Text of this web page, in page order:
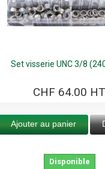
Set visserie UNC 3/8
CHF 64.00 HT
Ajouter au panier
Disponible